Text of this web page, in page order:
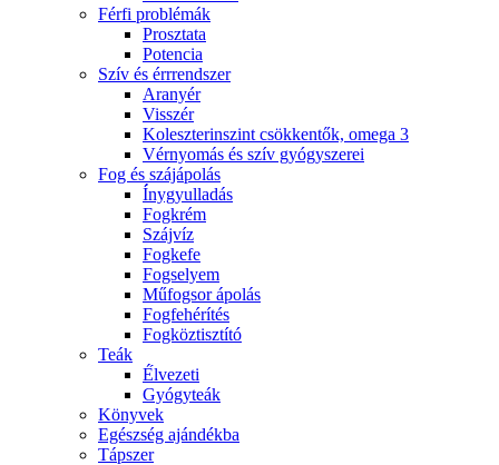
Férfi problémák
Prosztata
Potencia
Szív és érrrendszer
Aranyér
Visszér
Koleszterinszint csökkentők, omega 3
Vérnyomás és szív gyógyszerei
Fog és szájápolás
Í́nygyulladás
Fogkrém
Szájvíz
Fogkefe
Fogselyem
Műfogsor ápolás
Fogfehérítés
Fogköztisztító
Teák
É́lvezeti
Gyógyteák
Könyvek
Egészség ajándékba
Tápszer